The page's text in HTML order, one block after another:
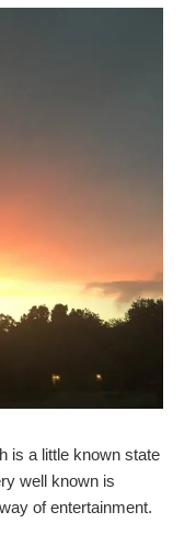
is a little known state
well known is
of entertainment.